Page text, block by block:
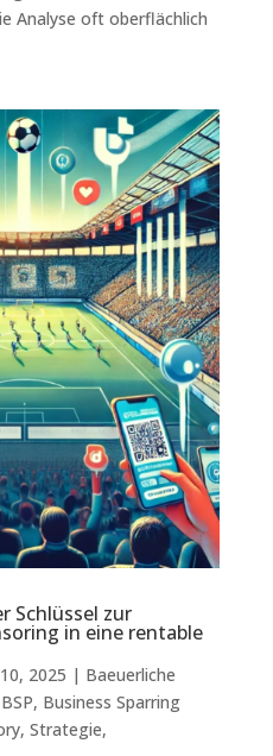
Analyse oft oberflächlich
Schlüssel zur
in eine rentable
2025 | Baeuerliche
BSP, Business Sparring
, Strategie,